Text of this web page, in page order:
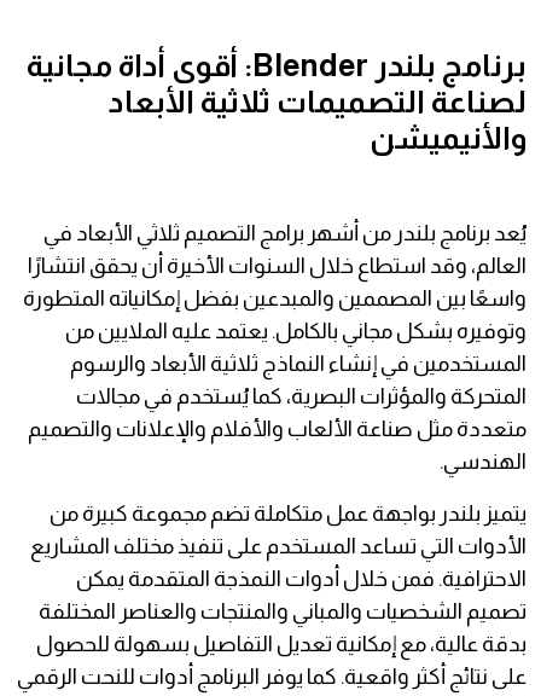
برنامج بلندر Blender: أقوى أداة مجانية
لصناعة التصميمات ثلاثية الأبعاد
والأنيميشن
يُعد برنامج بلندر من أشهر برامج التصميم ثلاثي الأبعاد في
العالم، وقد استطاع خلال السنوات الأخيرة أن يحقق انتشارًا
واسعًا بين المصممين والمبدعين بفضل إمكانياته المتطورة
وتوفيره بشكل مجاني بالكامل. يعتمد عليه الملايين من
المستخدمين في إنشاء النماذج ثلاثية الأبعاد والرسوم
المتحركة والمؤثرات البصرية، كما يُستخدم في مجالات
متعددة مثل صناعة الألعاب والأفلام والإعلانات والتصميم
الهندسي.
يتميز بلندر بواجهة عمل متكاملة تضم مجموعة كبيرة من
الأدوات التي تساعد المستخدم على تنفيذ مختلف المشاريع
الاحترافية. فمن خلال أدوات النمذجة المتقدمة يمكن
تصميم الشخصيات والمباني والمنتجات والعناصر المختلفة
بدقة عالية، مع إمكانية تعديل التفاصيل بسهولة للحصول
على نتائج أكثر واقعية. كما يوفر البرنامج أدوات للنحت الرقمي